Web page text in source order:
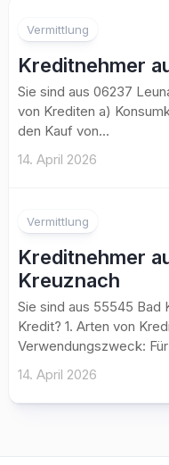
Vermittlung
Kreditnehmer
Sie sind aus 06237
von Krediten a)
den Kauf von...
14. April 2026
Vermittlung
Kreditnehmer
Kreuznach
Sie sind aus 55545 Bad
Kredit? 1. Arten von
Verwendungszweck:
14. April 2026